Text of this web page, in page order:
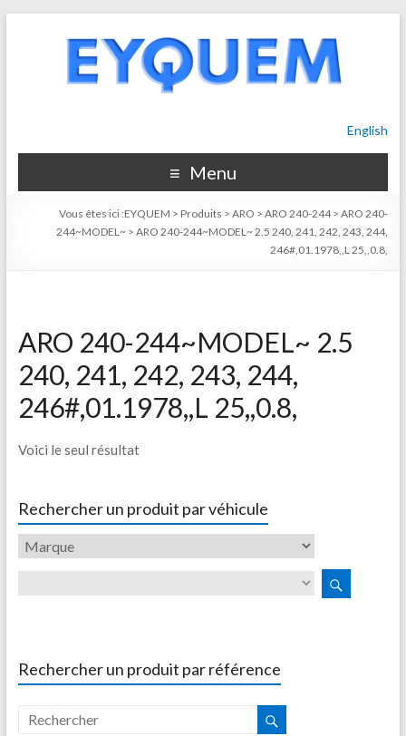
English
Menu
Vous êtes ici :EYQUEM > Produits >ARO >ARO 240-244>ARO 240-
244~MODEL~ >ARO 240-244~MODEL~ 2.5 240, 241, 242, 243, 244,
246#,01.1978,,L 25,,0.8,
ARO 240-244~MODEL~ 2.5
240, 241, 242, 243, 244,
246#,01.1978,,L 25,,0.8,
Voici le seul résultat
Rechercher un produit par véhicule
Rechercher un produit par référence